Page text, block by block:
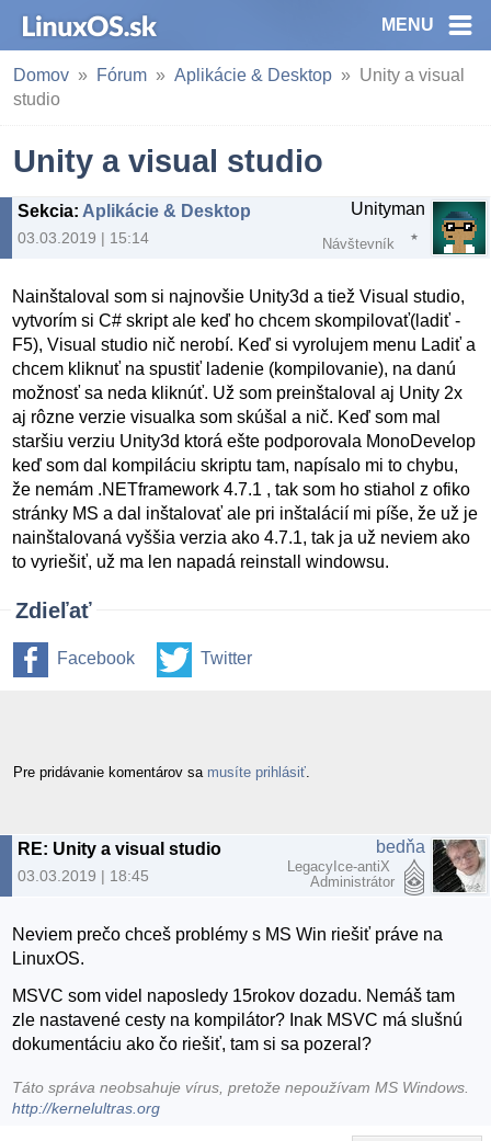
MENU
Domov Fórum Aplikácie & Desktop
Unity a visual
studio
Unity a visual studio
Sekcia: Aplikácie & Desktop
03.03.2019 | 15:14
Unityman
Návštevník
Nainštaloval som si najnovšie Unity3d a tiež Visual studio,
vytvorím si C# skript ale keď ho chcem skompilovať(ladiť -
F5), Visual studio nič nerobí. Keď si vyrolujem menu Ladiť a
chcem kliknuť na spustiť ladenie (kompilovanie), na danú
možnosť sa neda kliknúť. Už som preinštaloval aj Unity 2x
aj rôzne verzie visualka som skúšal a nič. Keď som mal
staršiu verziu Unity3d ktorá ešte podporovala MonoDevelop
keď som dal kompiláciu skriptu tam, napísalo mi to chybu,
že nemám .NETframework 4.7.1 , tak som ho stiahol z ofiko
stránky MS a dal inštalovať ale pri inštalácií mi píše, že už je
nainštalovaná vyššia verzia ako 4.7.1, tak ja už neviem ako
to vyriešiť, už ma len napadá reinstall windowsu.
Zdieľať
Facebook Twitter
Pre pridávanie komentárov sa musíte prihlásiť
RE: Unity a visual studio
03.03.2019 | 18:45
bedňa
LegacyIce-antiX
Administrátor
Neviem prečo chceš problémy s MS Win riešiť práve na
LinuxOS.
MSVC som videl naposledy 15rokov dozadu. Nemáš tam
zle nastavené cesty na kompilátor? Inak MSVC má slušnú
dokumentáciu ako čo riešiť, tam si sa pozeral?
Táto správa neobsahuje vírus, pretože nepoužívam MS Windows.
http://kernelultras.org